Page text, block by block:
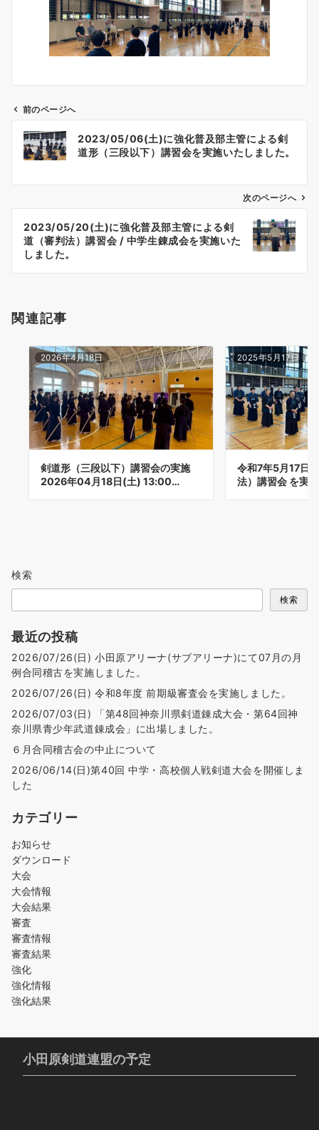
ン
前のページへ
2023/05/06(土)に強化普及部主管による剣
道形（三段以下）講習会を実施いたしました。
次のページへ
2023/05/20(土)に強化普及部主管による剣
道（審判法）講習会 / 中学生錬成会を実施いた
しました。
関連記事
2026年4月18日
剣道形（三段以下）講習会の実施
2026年04月18日(土) 13:00…
2025年5月17日
令和7年5月17日
法）講習会 を実
検索
検索
最近の投稿
2026/07/26(日) 小田原アリーナ(サブアリーナ)にて07月の月
例合同稽古を実施しました。
2026/07/26(日) 令和8年度 前期級審査会を実施しました。
2026/07/03(日) 「第48回神奈川県剣道錬成大会・第64回神
奈川県青少年武道錬成会」に出場しました。
６月合同稽古会の中止について
2026/06/14(日)第40回 中学・高校個人戦剣道大会を開催しま
した
カテゴリー
お知らせ
ダウンロード
大会
大会情報
大会結果
審査
審査情報
審査結果
強化
強化情報
強化結果
小田原剣道連盟の予定